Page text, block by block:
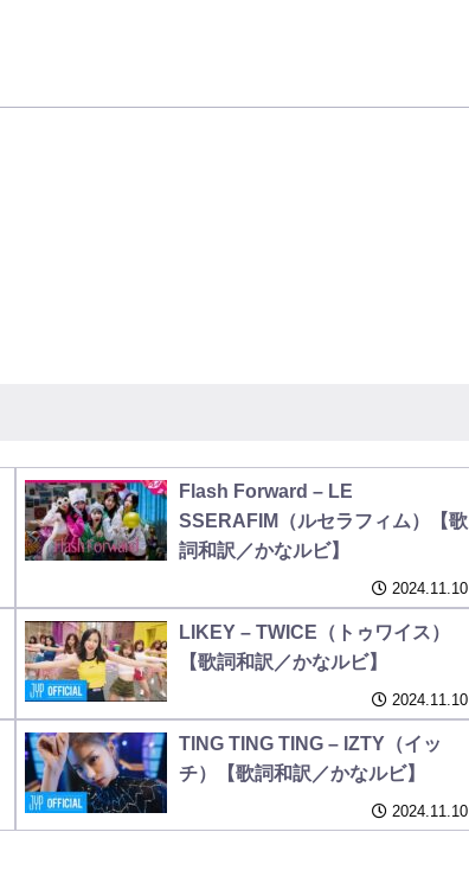
Flash Forward – LE
SSERAFIM（ルセラフィム）【歌
詞和訳／かなルビ】
2024.11.10
LIKEY – TWICE（トゥワイス）
【歌詞和訳／かなルビ】
2024.11.10
TING TING TING – IZTY（イッ
チ）【歌詞和訳／かなルビ】
2024.11.10